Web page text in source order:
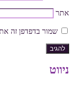
אתר
שמור בדפדפן זה
ניווט